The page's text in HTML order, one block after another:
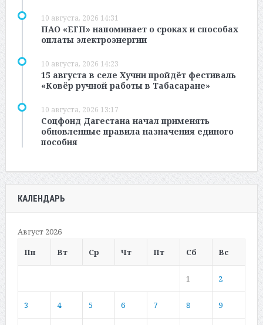
10 августа, 2026 14:31
ПАО «ЕГП» напоминает о сроках и способах
оплаты электроэнергии
10 августа, 2026 14:23
15 августа в селе Хучни пройдёт фестиваль
«Ковёр ручной работы в Табасаране»
10 августа, 2026 13:17
Соцфонд Дагестана начал применять
обновленные правила назначения единого
пособия
КАЛЕНДАРЬ
Август 2026
Пн
Вт Ср Чт Пт Сб Вс
1 2
3 4 5 6 7 8 9